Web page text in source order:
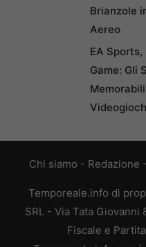
Brianzole
Aereo
EA Sports,
Game: Gli
Chi siamo - Redazione -
Temporeale.info di
SRL - Via Tata Giovanni
Fiscale e